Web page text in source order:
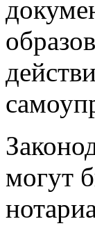
могут